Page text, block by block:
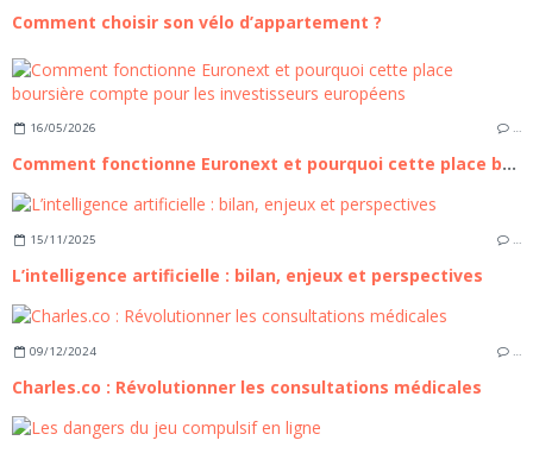
Comment choisir son vélo d’appartement ?
16/05/2026 …
Comment fonctionne Euronext et pourquoi cette place boursière compte pour les investisseurs européens
15/11/2025 …
L’intelligence artificielle : bilan, enjeux et perspectives
09/12/2024
Charles.co : Révolutionner les consultations médicales